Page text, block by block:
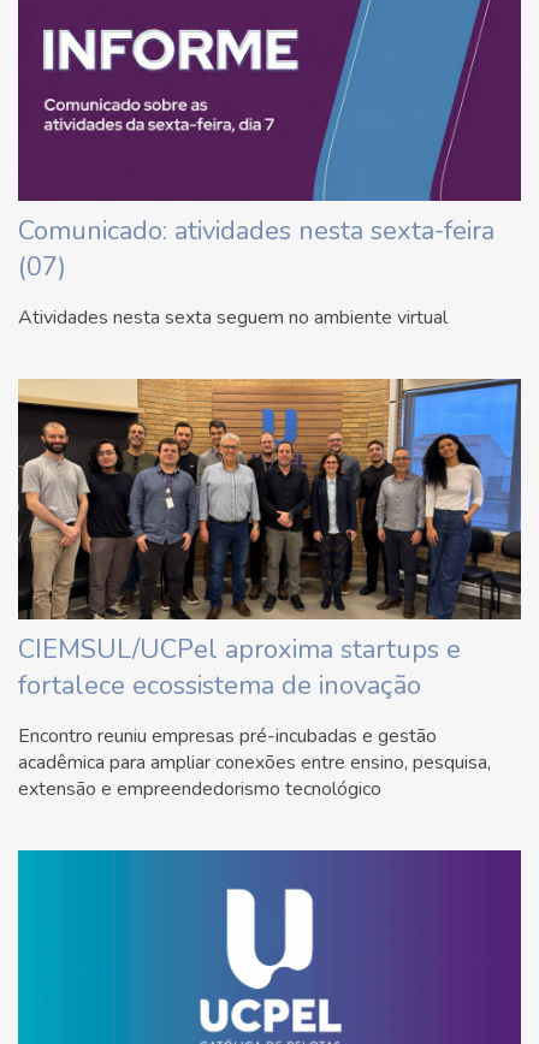
Comunicado: atividades nesta sexta-feira
(07)
Atividades nesta sexta seguem no ambiente virtual
CIEMSUL/UCPel aproxima startups e
fortalece ecossistema de inovação
Encontro reuniu empresas pré-incubadas e gestão
acadêmica para ampliar conexões entre ensino, pesquisa,
extensão e empreendedorismo tecnológico